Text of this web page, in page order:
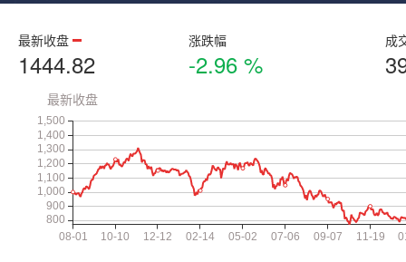
最新收盘
1444.82
涨跌幅
-2.96 %
成